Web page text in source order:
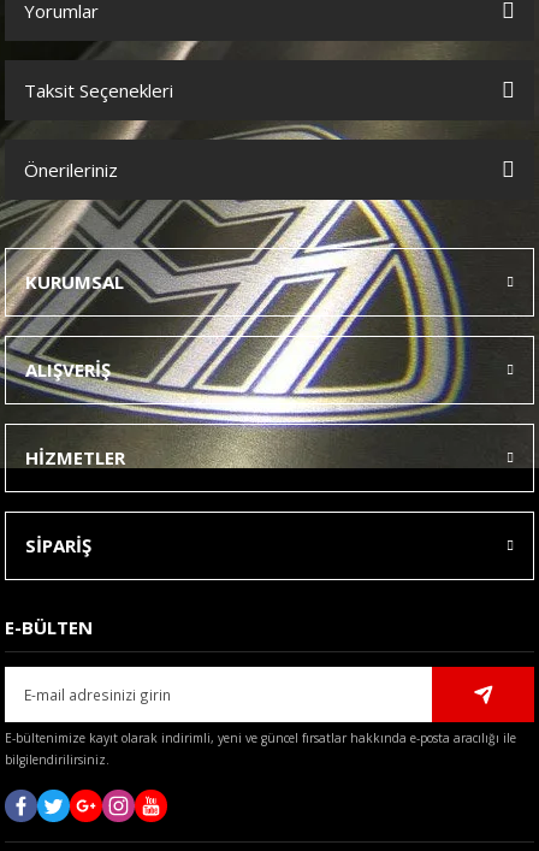
Yorumlar
Bu ürüne ilk yorumu siz yapın!
Taksit Seçenekleri
Önerileriniz
Bu ürünün fiyat bilgisi, resim, ürün açıklamalarında ve diğer
konularda yetersiz gördüğünüz noktaları öneri formunu kullanarak
tarafımıza iletebilirsiniz.
Görüş ve önerileriniz için teşekkür ederiz.
Ürün resmi kalitesiz, bozuk veya görüntülenemiyor.
Ürün açıklamasında eksik bilgiler bulunuyor.
Ürün bilgilerinde hatalar bulunuyor.
Ürün fiyatı diğer sitelerden daha pahalı.
Bu ürüne benzer farklı alternatifler olmalı.
Gönder
KURUMSAL
ALIŞVERİŞ
HİZMETLER
SİPARİŞ
E-BÜLTEN
E-bültenimize kayıt olarak indirimli, yeni ve güncel fırsatlar hakkında e-posta aracılığı ile
bilgilendirilirsiniz.